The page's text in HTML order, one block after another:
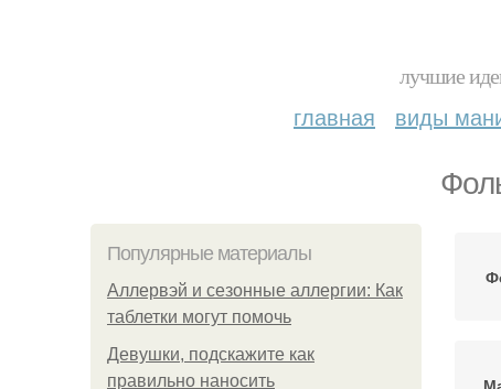
лучшие
главная виды
Популярные материалы
Аллервэй и сезонные аллергии: Как
таблетки могут помочь
Девушки, подскажите как
правильно наносить